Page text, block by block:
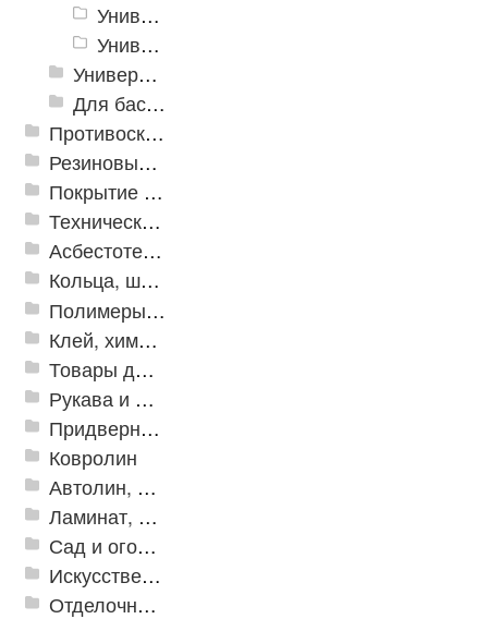
Универсальное модульное покрытие "City"
Универсальное пластиковое покрытие Vortex
Универсальное напольное покрытие
Для бассейнов и аквапарков
Противоскользящая защита для лестниц, профили, ленты
Резиновые и ПВХ дорожки
Покрытие из резиновой крошки
Техническая резина
Асбестотехнические и теплоизоляционные материалы
Кольца, шайбы, манжеты
Полимеры и пластики
Клей, химия, сопутствующие товары
Товары для дома
Рукава и шланги промышленные
Придверные решетки
Ковролин
Автолин, Транслин, Линолеум
Ламинат, Кварцвиниловая плитка SPC
Сад и огород
Искусственная трава
Отделочные профили